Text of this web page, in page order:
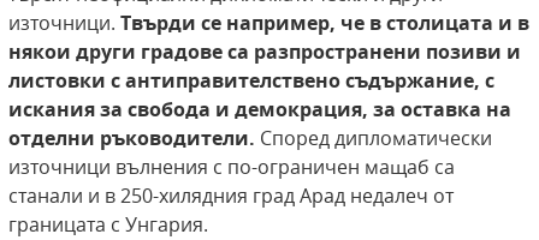
източници. Твърди се например, че в столицата и в
някои други градове са разпространени позиви и
листовки с антиправителствено съдържание, с
исканияза свобода и демокрация, за оставка на
отделни ръководители. Според дипломатически
източници вълнения с по-ограничен мащаб са
станали и в 250-хилядния град Арад недалеч от
границата с Унгария.